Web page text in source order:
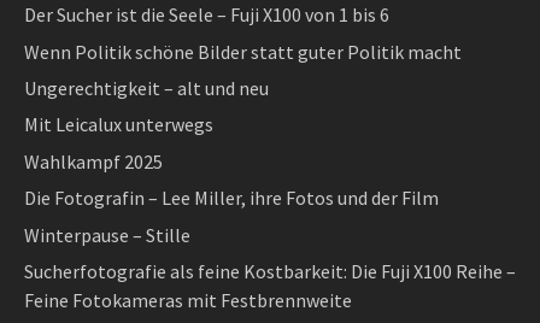
Der Sucher ist die Seele – Fuji X100 von 1 bis 6
Wenn Politik schöne Bilder statt guter Politik macht
Ungerechtigkeit – alt und neu
Mit Leicalux unterwegs
Wahlkampf 2025
Die Fotografin – Lee Miller, ihre Fotos und der Film
Winterpause – Stille
Sucherfotografie als feine Kostbarkeit: Die Fuji X100 Reihe –
Feine Fotokameras mit Festbrennweite